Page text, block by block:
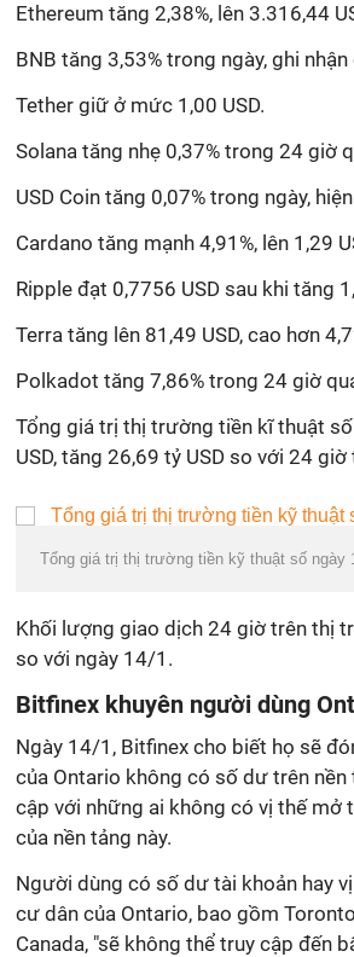
Ethereum tăng 2,38%, lên 3.316,44
BNB tăng 3,53% trong ngày, ghi nhận
Tether giữ ở mức 1,00 USD.
Solana tăng nhẹ 0,37% trong 24 giờ
USD Coin tăng 0,07% trong ngày,
Cardano tăng mạnh 4,91%, lên 1,29
Ripple đạt 0,7756 USD sau khi tăng
Terra tăng lên 81,49 USD, cao hơn
Polkadot tăng 7,86% trong 24 giờ
Tổng giá trị thị trường tiền kĩ thuật
USD, tăng 26,69 tỷ USD so với 24
Tổng giá trị thị trường tiền kỹ thuật số ngày
Khối lượng giao dịch 24 giờ trên thị
so với ngày 14/1.
Bitfinex khuyên người dùng
Ngày 14/1, Bitfinex cho biết họ sẽ
của Ontario không có số dư trên
cập với những ai không có vị thế mở
của nền tảng này.
Người dùng có số dư tài khoản hay
cư dân của Ontario, bao gồm
Canada, "sẽ không thể truy cập đến